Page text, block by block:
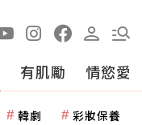
有肌勵 情慾愛
韓劇 彩妝保養